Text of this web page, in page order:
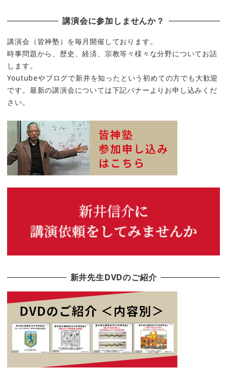
講演会に参加しませんか？
講演会（皆神塾）を毎月開催しております。
時事問題から、歴史、経済、宗教等々様々な分野についてお話
します。
Youtubeやブログで新井を知ったという初めての方でも大歓迎
です。最新の講演会については下記バナーよりお申し込みくだ
さい。
新井先生DVDのご紹介